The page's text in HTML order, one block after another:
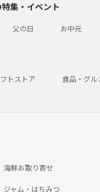
集・イベント
父の日 お中元
トストア 食品・グル
海鮮お取り寄せ
ジャム・はちみつ